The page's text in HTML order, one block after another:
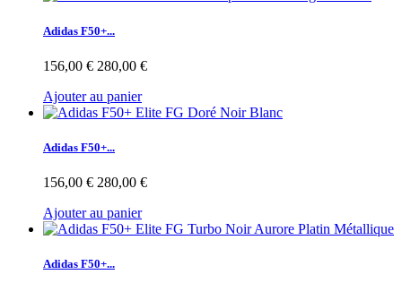
Adidas F50+...
156,00 € 280,00 €
Ajouter au panier
Adidas F50+...
156,00 € 280,00 €
Ajouter au panier
Adidas F50+...